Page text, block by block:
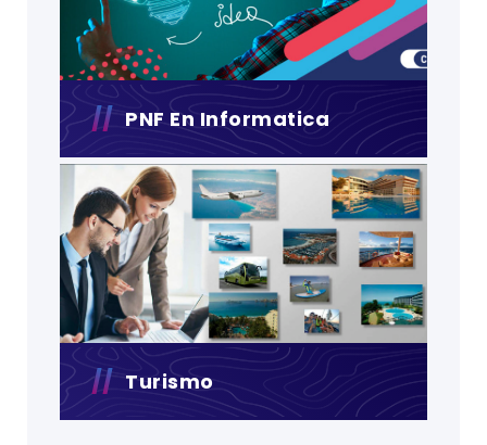
PNF En Informatica
Turismo